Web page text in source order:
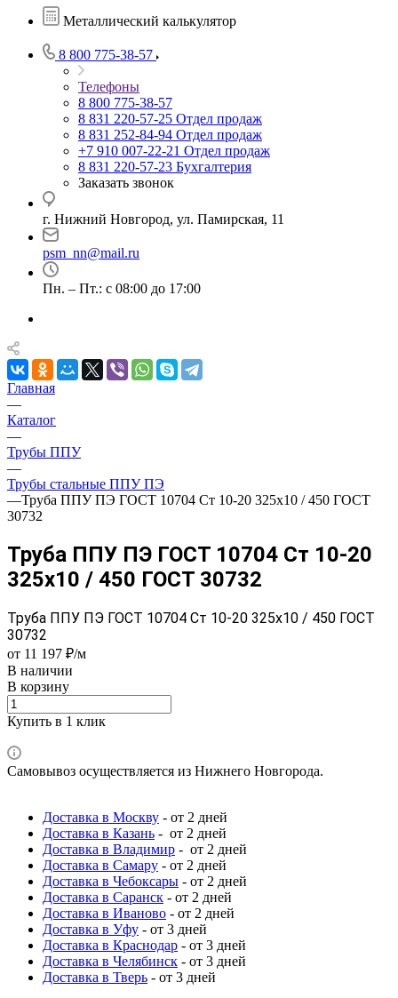
Металлический калькулятор
8 800 775-38-57
Телефоны
8 800 775-38-57
8 831 220-57-25 Отдел продаж
8 831 252-84-94 Отдел продаж
+7 910 007-22-21 Отдел продаж
8 831 220-57-23 Бухгалтерия
Заказать звонок
г. Нижний Новгород, ул. Памирская, 11
psm_nn@mail.ru
Пн. – Пт.: с 08:00 до 17:00
Главная
—
Каталог
—
Трубы ППУ
—
Трубы стальные ППУ ПЭ
—Труба ППУ ПЭ ГОСТ 10704 Ст 10-20 325x10 / 450 ГОСТ
30732
Труба ППУ ПЭ ГОСТ 10704 Ст 10-20
325x10 / 450 ГОСТ 30732
Труба ППУ ПЭ ГОСТ 10704 Ст 10-20 325x10 / 450 ГОСТ
30732
от 11 197 ₽/м
В наличии
В корзину
Купить в 1 клик
Самовывоз осуществляется из Нижнего Новгорода.
Доставка в Москву - от 2 дней
Доставка в Казань - от 2 дней
Доставка в Владимир - от 2 дней
Доставка в Самару - от 2 дней
Доставка в Чебоксары - от 2 дней
Доставка в Саранск - от 2 дней
Доставка в Иваново - от 2 дней
Доставка в Уфу - от 3 дней
Доставка в Краснодар - от 3 дней
Доставка в Челябинск - от 3 дней
Доставка в Тверь - от 3 дней